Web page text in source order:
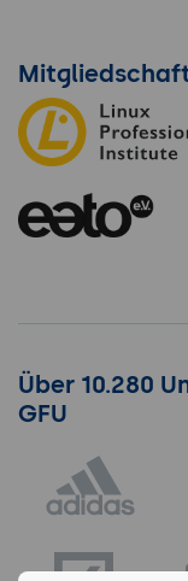
Über 10.280
GFU